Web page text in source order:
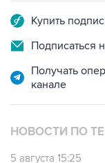
Купить
Подписаться
Получать
канале
НОВОСТИ ПО
5 августа 15:25